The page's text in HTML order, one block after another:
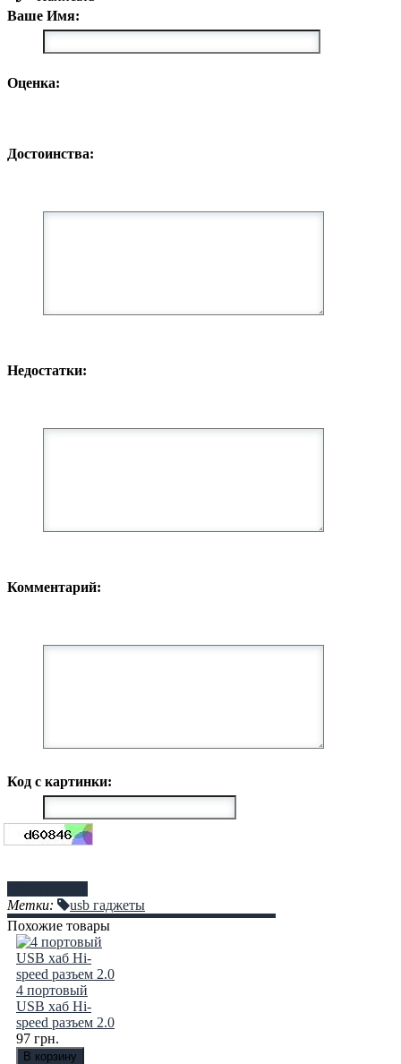
Ваше Имя:
Оценка:
Достоинства:
Недостатки:
Комментарий:
Код с картинки:
Метки:
usb гаджеты
Похожие товары
4 портовый
USB хаб Hi-
speed разъем 2.0
97 грн.